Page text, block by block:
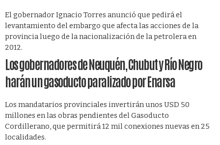
El gobernador Ignacio Torres anunció que pedirá el
levantamiento del embargo que afecta las acciones de la
provincia luego de la nacionalización de la petrolera en
2012.
Los gobernadores de Neuquén, Chubut y Río Negro
harán un gasoducto paralizado por Enarsa
Los mandatarios provinciales invertirán unos USD 50
millones en las obras pendientes del Gasoducto
Cordillerano, que permitirá 12 mil conexiones nuevas en 25
localidades.